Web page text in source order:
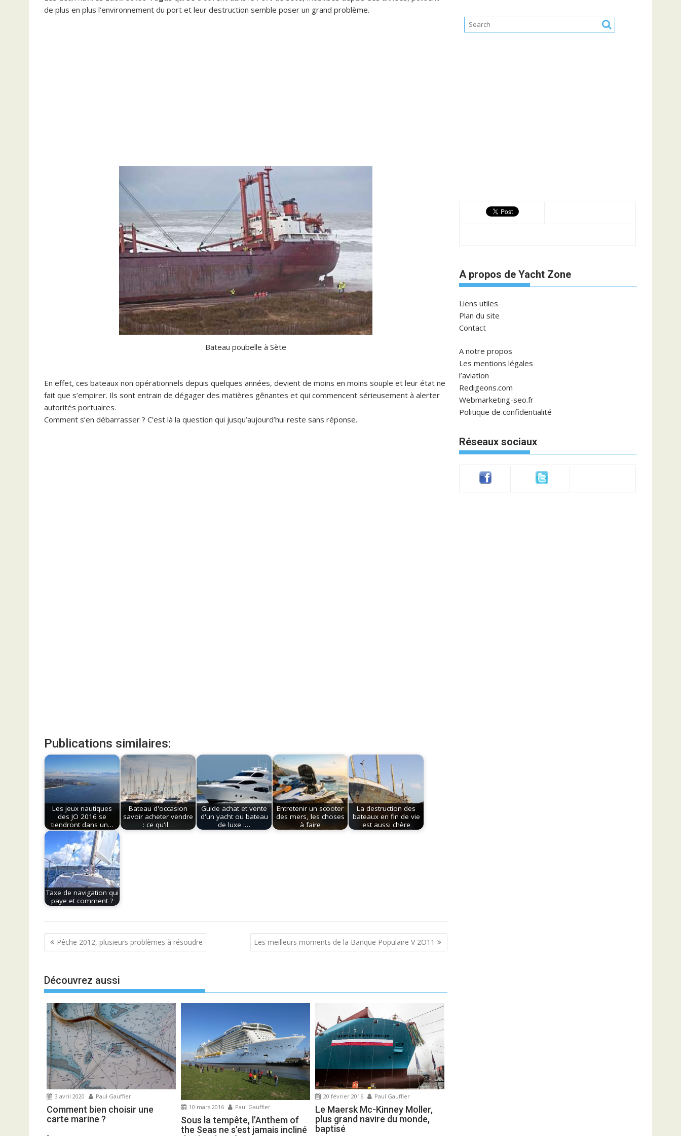
de plus en plus l’environnement du port et leur destruction semble poser un grand problème.
Bateau poubelle à Sète
En effet, ces bateaux non opérationnels depuis quelques années, devient de moins en moins souple et leur état ne
fait que s’empirer. Ils sont entrain de dégager des matières gênantes et qui commencent sérieusement à alerter
autorités portuaires.
Comment s’en débarrasser ? C’est là la question qui jusqu’aujourd’hui reste sans réponse.
Publications similaires:
Les jeux nautiques
des JO 2016 se
tiendront dans un…
Bateau d'occasion
savoir acheter vendre
: ce qu'il…
Guide achat et vente
d'un yacht ou bateau
de luxe :…
Entretenir un scooter
des mers, les choses
à faire
La destruction des
bateaux en fin de vie
est aussi chère
Taxe de navigation qui
paye et comment ?
Navigation
de
Pêche 2012, plusieurs problèmes à résoudre Les meilleurs moments de la Banque Populaire V 2O11
Découvrez aussi
3 avril 2020 Paul Gauffier
Comment bien choisir une
carte marine ?
10 mars 2016 Paul Gauffier
Sous la tempête, l’Anthem of
the Seas ne s’est jamais incliné
20 février 2016 Paul Gauffier
Le Maersk Mc-Kinney Moller,
plus grand navire du monde,
baptisé
A propos de Yacht Zone
Liens utiles
Plan du site
Contact
A notre propos
Les mentions légales
l’aviation
Redigeons.com
Webmarketing-seo.fr
Politique de confidentialité
Réseaux sociaux